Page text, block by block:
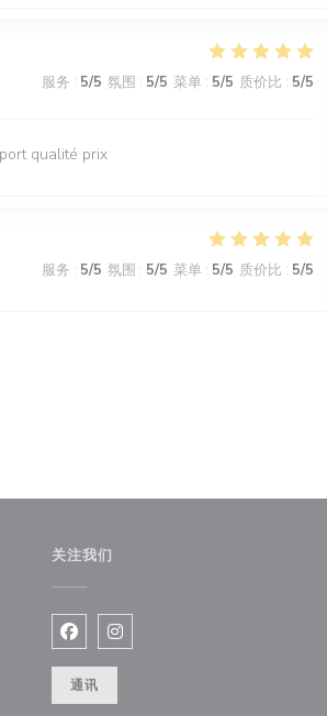
服务 : 5/5 氛围 : 5/5 菜单 : 5/5 质价比 : 5/5
qualité prix
服务 : 5/5 氛围 : 5/5 菜单 : 5/5 质价比 : 5/5
关注我们
Facebook ((在新窗口中打开))
Instagram ((在新窗口中打开))
通讯